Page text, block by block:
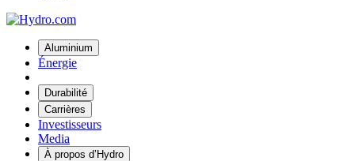
Aluminium
Énergie
Durabilité
Carrières
Investisseurs
Media
À propos d’Hydro